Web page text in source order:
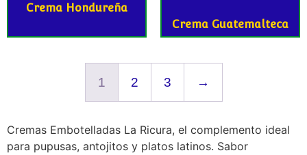
Crema Hondureña
Crema Guatemalteca
1 2 3 →
Cremas Embotelladas La Ricura, el complemento ideal
para pupusas, antojitos y platos latinos. Sabor